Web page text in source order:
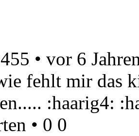
• vor 6
fehlt mir das
:haarig4:
• 0 0